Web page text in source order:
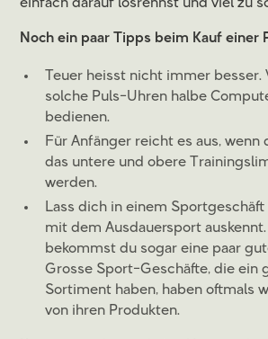
einfach darauf losrennst und viel zu
Noch ein paar Tipps beim Kauf einer
Teuer heisst nicht immer besser.
solche Puls-Uhren halbe
bedienen.
Für Anfänger reicht es aus, wenn
das untere und obere
werden.
Lass dich in einem Sportgeschäft
mit dem Ausdauersport
bekommst du sogar eine paar
Grosse Sport-Geschäfte, die ein
Sortiment haben, haben oftmals
von ihren Produkten.